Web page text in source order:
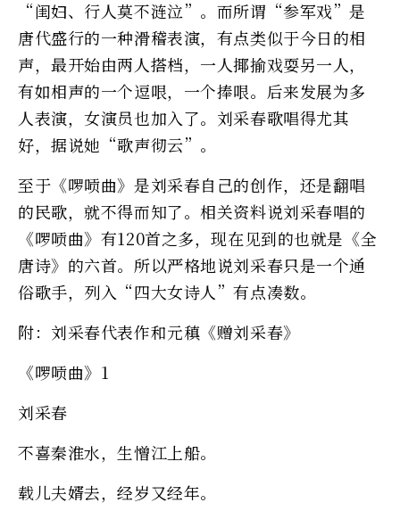
“闺妇、行人莫不涟泣”。而所谓“参军戏”是
唐代盛行的一种滑稽表演，有点类似于今日的相
声，最开始由两人搭档，一人揶揄戏耍另一人，
有如相声的一个逗哏，一个捧哏。后来发展为多
人表演，女演员也加入了。刘采春歌唱得尤其
好，据说她“歌声彻云”。
至于《啰唝曲》是刘采春自己的创作，还是翻唱
的民歌，就不得而知了。相关资料说刘采春唱的
《啰唝曲》有120首之多，现在见到的也就是《全
唐诗》的六首。所以严格地说刘采春只是一个通
俗歌手，列入“四大女诗人”有点凑数。
附：刘采春代表作和元稹《赠刘采春》
《啰唝曲》1
刘采春
不喜秦淮水，生憎江上船。
载儿夫婿去，经岁又经年。